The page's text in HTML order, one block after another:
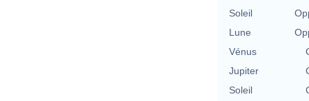
Soleil
Lune
Vénus
Jupiter
Soleil